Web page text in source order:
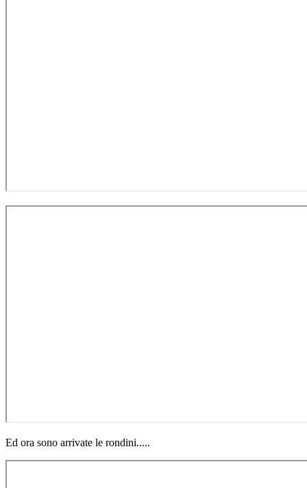
Ed ora sono arrivate le rondini.....